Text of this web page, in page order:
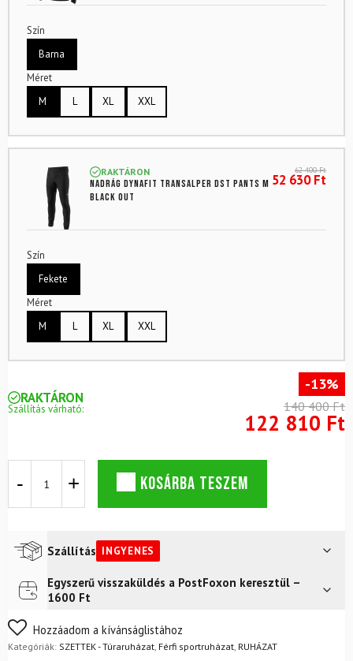
Szín
Barna
Méret
M
L XL XXL
RAKTÁRON
Nadrág DYNAFIT Transalper Dst Pants M
Black Out
62 400Ft
52 630Ft
Szín
Fekete
Méret
M
L XL XXL
RAKTÁRON
Szállítás várható:
-13%
140 400 Ft
122 810 Ft
Traverse
M
Transalper
nadrág
Black
KOSÁRBA TESZEM
Szállítás INGYENES
Futár a címreIngyenes
FoxPost
Egyszerű visszaküldés a PostFoxon keresztül –
1600 Ft
Nem biztos a választásában? Semmi gond – a terméket
egyszerűen visszaküldheti 14 napon belül, indoklás nélkül.
Hozzáadom a kívánságlistához
Kategóriák: SZETTEK - Túraruházat, Férfi sportruházat, RUHÁZAT